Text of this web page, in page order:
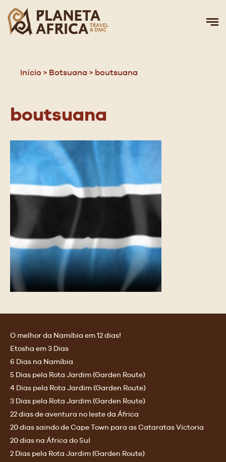
Início > Botsuana > boutsuana
boutsuana
O melhor da Namíbia em 12 dias!
Etosha em 3 Dias
6 Dias na Namíbia
5 Dias pela Rota Jardim (Garden Route)
4 Dias pela Rota Jardim (Garden Route)
3 Dias pela Rota Jardim (Garden Route)
22 dias de aventura no leste da África
20 dias saindo de Cape Town para as Cataratas Victoria
20 dias na África do Sul
2 Dias pela Rota Jardim (Garden Route)